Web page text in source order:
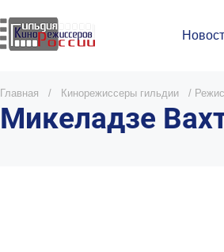
Главная / Кинорежиссеры гильдии /
Микеладзе